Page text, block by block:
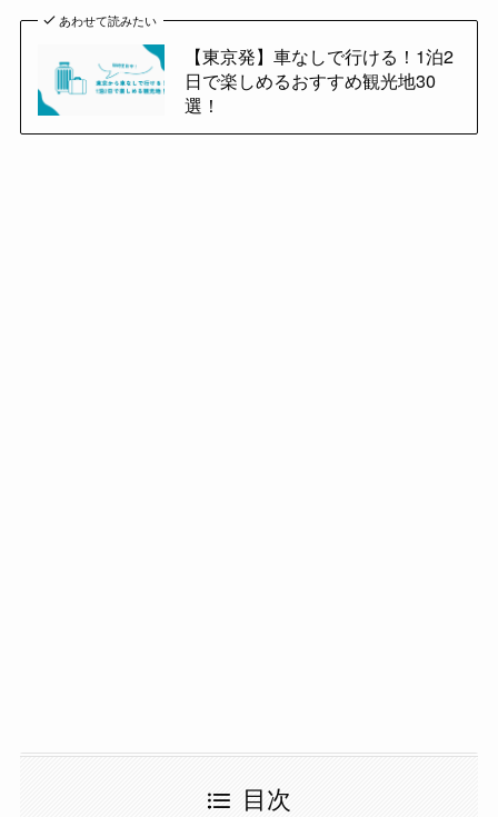
あわせて読みたい
【東京発】車なしで行ける！1泊2
日で楽しめるおすすめ観光地30
選！
目次